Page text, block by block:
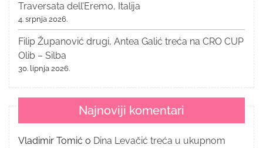
Traversata dell’Eremo, Italija
4. srpnja 2026.
Filip Županović drugi, Antea Galić treća na CRO CUP
Olib – Silba
30. lipnja 2026.
Najnoviji komentari
Vladimir Tomić o Dina Levačić treća u ukupnom